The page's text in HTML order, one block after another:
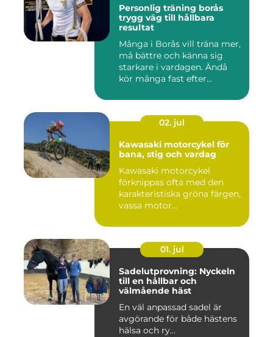
Personlig träning borås
trygg väg till hållbara
resultat
Många i Borås vill träna mer,
må bättre och känna sig
starkare i vardagen. Ändå
kör många fast efter...
02. jul
Kawasaki motorcykel för
bana, stig och vardag
Kawasaki motorcykel
förknippas ofta med den
karakteristiska gröna färgen,
vassa motor...
01. jul
Sadelutprovning: Nyckeln
till en hållbar och
välmående häst
En väl anpassad sadel är
avgörande för både hästens
hälsa och ry...